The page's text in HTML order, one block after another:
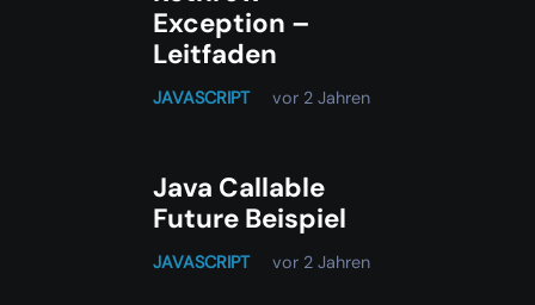
Exception –
Leitfaden
JAVASCRIPT vor 2 Jahren
Java Callable
Future Beispiel
JAVASCRIPT vor 2 Jahren